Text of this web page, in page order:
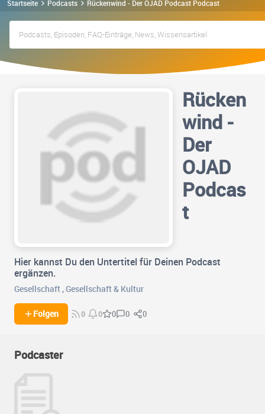
Startseite Podcasts Rückenwind - Der OJAD Podcast Podcast
Rücken
wind -
Der
OJAD
Podcas
t
Hier kannst Du den Untertitel für Deinen Podcast
ergänzen.
Gesellschaft ,Gesellschaft & Kultur
Folgen 0 0 0 0 0
Podcaster